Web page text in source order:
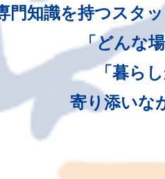
門知識を持つスタ
「どんな
「暮ら
寄り添いな